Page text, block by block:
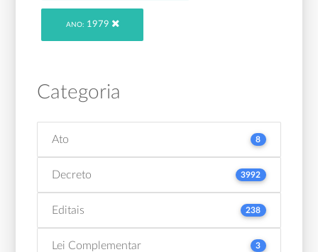
ANO: 1979
Categoria
Ato 8
Decreto 3992
Editais 238
Lei Complementar 3